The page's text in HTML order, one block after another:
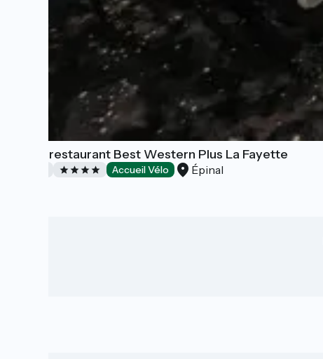
Hôtel-restaurant Best Western Plus La Fayette
Accueil Vélo Épinal